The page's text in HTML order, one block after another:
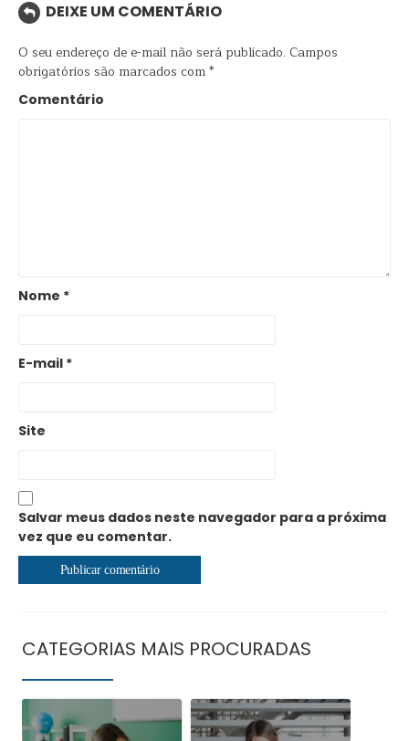
DEIXE UM COMENTÁRIO
O seu endereço de e-mail não será publicado. Campos
obrigatórios são marcados com*
Comentário
Nome *
E-mail *
Site
Salvar meus dados neste navegador para a próxima
vez que eu comentar.
CATEGORIAS MAIS PROCURADAS